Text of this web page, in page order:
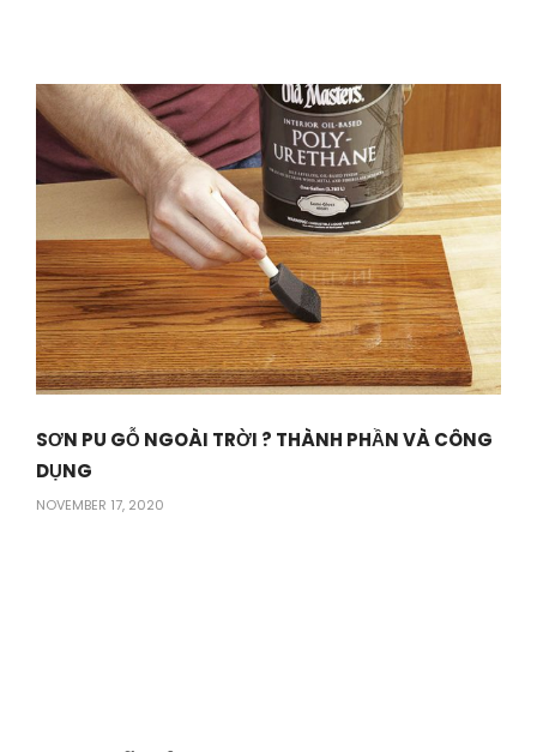
SƠN PU GỖ NGOÀI TRỜI ? THÀNH PHẦN VÀ CÔNG
DỤNG
NOVEMBER 17, 2020